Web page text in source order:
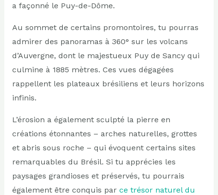
a façonné le Puy-de-Dôme.
Au sommet de certains promontoires, tu pourras
admirer des panoramas à 360° sur les volcans
d’Auvergne, dont le majestueux Puy de Sancy qui
culmine à 1885 mètres. Ces vues dégagées
rappellent les plateaux brésiliens et leurs horizons
infinis.
L’érosion a également sculpté la pierre en
créations étonnantes – arches naturelles, grottes
et abris sous roche – qui évoquent certains sites
remarquables du Brésil. Si tu apprécies les
paysages grandioses et préservés, tu pourrais
également être conquis par ce trésor naturel du